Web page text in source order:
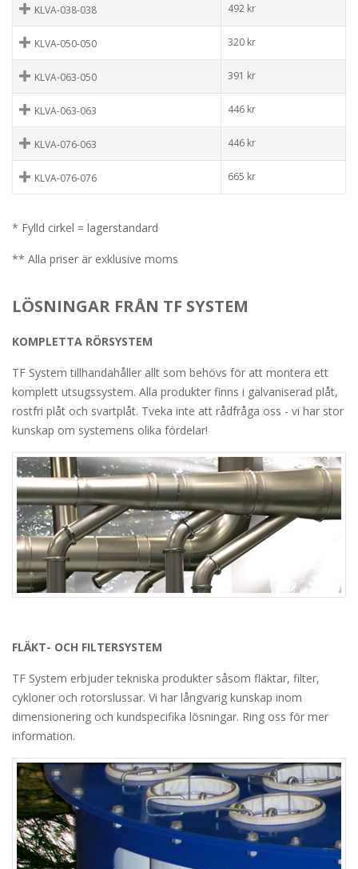
KLVA-038-038 492 kr
KLVA-050-050 320 kr
KLVA-063-050 391 kr
KLVA-063-063 446 kr
KLVA-076-063 446 kr
KLVA-076-076 665 kr
* Fylld cirkel = lagerstandard
** Alla priser är exklusive moms
LÖSNINGAR FRÅN TF SYSTEM
KOMPLETTA RÖRSYSTEM
TF System tillhandahåller allt som behövs för att montera ett
komplett utsugssystem. Alla produkter finns i galvaniserad plåt,
rostfri plåt och svartplåt. Tveka inte att rådfråga oss - vi har stor
kunskap om systemens olika fördelar!
FLÄKT- OCH FILTERSYSTEM
TF System erbjuder tekniska produkter såsom fläktar, filter,
cykloner och rotorslussar. Vi har långvarig kunskap inom
dimensionering och kundspecifika lösningar. Ring oss för mer
information.